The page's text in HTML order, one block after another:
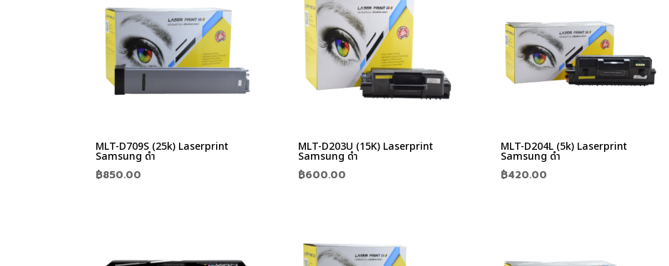
MLT-D709S (25k) Laserprint
Samsung ดำ
฿850.00
MLT-D203U (15K) Laserprint
Samsung ดำ
฿600.00
MLT-D204L (5k) Laserprint
Samsung ดำ
฿420.00